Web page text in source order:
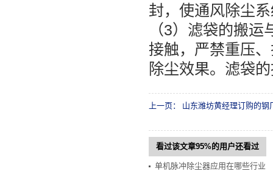
封，使通风除尘
（3）滤袋的搬
接触，严禁重压
除尘效果。滤袋
上一页： 山东潍坊黄经理订购的
看过该文章95%的用户还看过
单机脉冲除尘器应用在哪些行业